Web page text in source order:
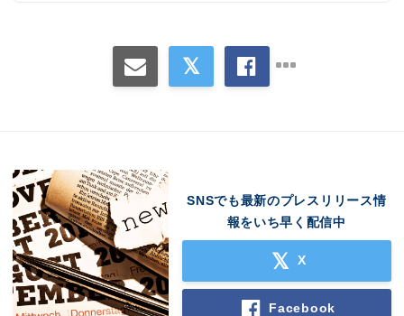
SNSでも最新のプレスリリース情
報をいち早く配信中
X
Facebook